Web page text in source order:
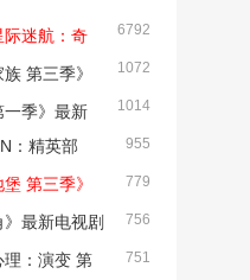
6792
际迷航：奇
视剧下载【更新至
1072
第三季》
07集】
1014
一季》最新
955
：精英部
集】
779
第三季》
05集】
756
最新电视剧
751
理：演变 第